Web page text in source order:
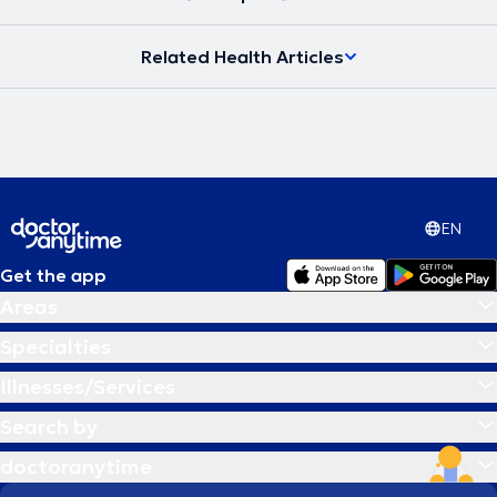
Related Health Articles
EN
Get the app